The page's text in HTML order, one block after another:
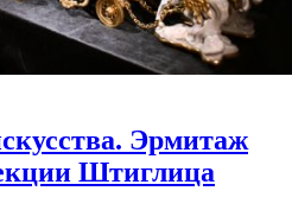
Эрмитаж
Штиглица